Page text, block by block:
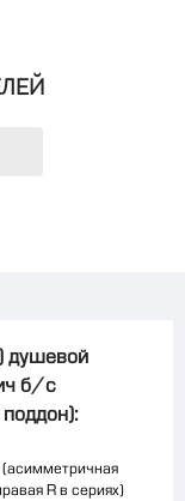
душевой
б/с
R в сериях)